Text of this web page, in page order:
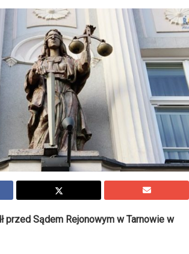
przed Sądem Rejonowym w Tarnowie w